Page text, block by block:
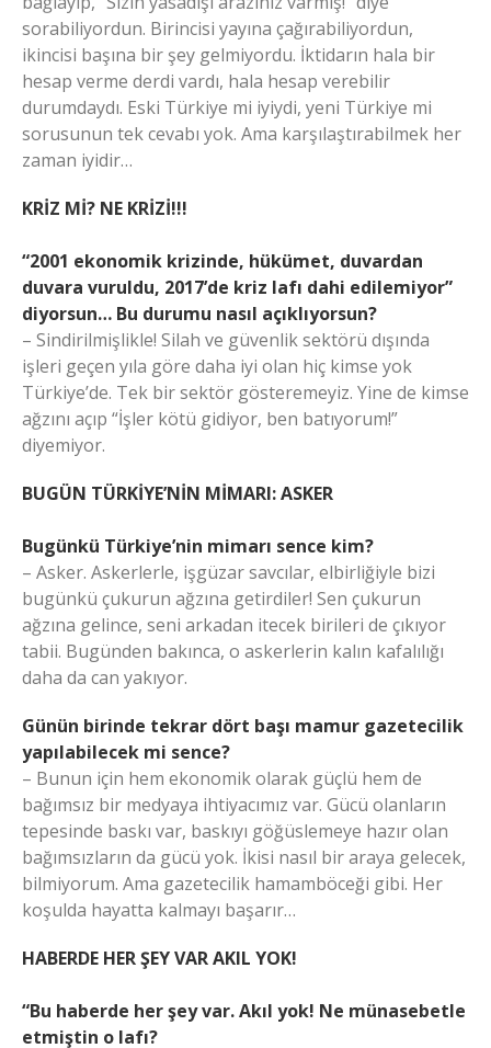
sorabiliyordun. Birincisi yayına çağırabiliyordun,
ikincisi başına bir şey gelmiyordu. İktidarın hala bir
hesap verme derdi vardı, hala hesap verebilir
durumdaydı. Eski Türkiye mi iyiydi, yeni Türkiye mi
sorusunun tek cevabı yok. Ama karşılaştırabilmek her
zaman iyidir…
KRİZ Mİ? NE KRİZİ!!!
“2001 ekonomik krizinde, hükümet, duvardan
duvara vuruldu, 2017’de kriz lafı dahi edilemiyor”
diyorsun… Bu durumu nasıl açıklıyorsun?
– Sindirilmişlikle! Silah ve güvenlik sektörü dışında
işleri geçen yıla göre daha iyi olan hiç kimse yok
Türkiye’de. Tek bir sektör gösteremeyiz. Yine de kimse
ağzını açıp “İşler kötü gidiyor, ben batıyorum!”
diyemiyor.
BUGÜN TÜRKİYE’NİN MİMARI: ASKER
Bugünkü Türkiye’nin mimarı sence kim?
– Asker. Askerlerle, işgüzar savcılar, elbirliğiyle bizi
bugünkü çukurun ağzına getirdiler! Sen çukurun
ağzına gelince, seni arkadan itecek birileri de çıkıyor
tabii. Bugünden bakınca, o askerlerin kalın kafalılığı
daha da can yakıyor.
Günün birinde tekrar dört başı mamur gazetecilik
yapılabilecek mi sence?
– Bunun için hem ekonomik olarak güçlü hem de
bağımsız bir medyaya ihtiyacımız var. Gücü olanların
tepesinde baskı var, baskıyı göğüslemeye hazır olan
bağımsızların da gücü yok. İkisi nasıl bir araya gelecek,
bilmiyorum. Ama gazetecilik hamamböceği gibi. Her
koşulda hayatta kalmayı başarır…
HABERDE HER ŞEY VAR AKIL YOK!
“Bu haberde her şey var. Akıl yok! Ne münasebetle
etmiştin o lafı?